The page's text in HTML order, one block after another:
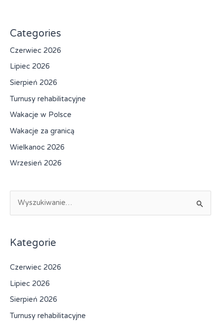
Categories
Czerwiec 2026
Lipiec 2026
Sierpień 2026
Turnusy rehabilitacyjne
Wakacje w Polsce
Wakacje za granicą
Wielkanoc 2026
Wrzesień 2026
k
j
d
l
a
Kategorie
Czerwiec 2026
Lipiec 2026
Sierpień 2026
Turnusy rehabilitacyjne